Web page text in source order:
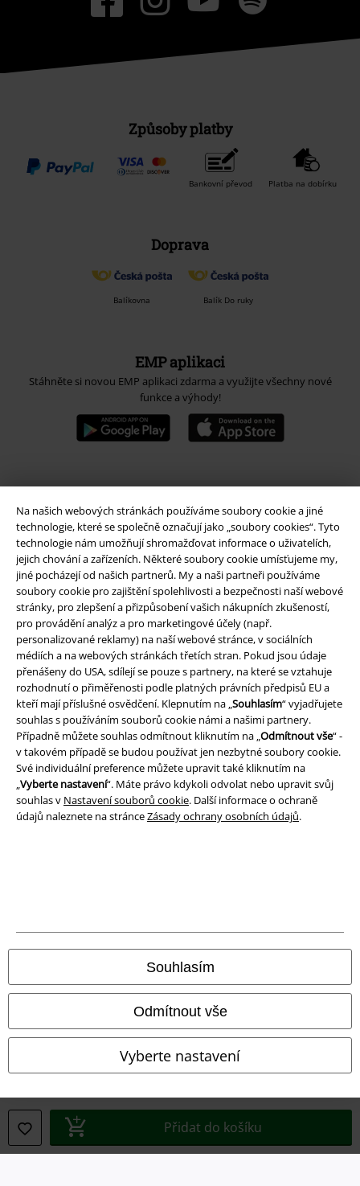
Na našich webových stránkách používáme soubory cookie a jiné
technologie, které se společně označují jako „soubory cookies“. Tyto
technologie nám umožňují shromažďovat informace o uživatelích,
jejich chování a zařízeních. Některé soubory cookie umísťujeme my,
jiné pocházejí od našich partnerů. My a naši partneři používáme
soubory cookie pro zajištění spolehlivosti a bezpečnosti naší webové
stránky, pro zlepšení a přizpůsobení vašich nákupních zkušeností,
pro provádění analýz a pro marketingové účely (např.
personalizované reklamy) na naší webové stránce, v sociálních
médiích a na webových stránkách třetích stran. Pokud jsou údaje
přenášeny do USA, sdílejí se pouze s partnery, na které se vztahuje
rozhodnutí o přiměřenosti podle platných právních předpisů EU a
kteří mají příslušné osvědčení. Klepnutím na „Souhlasím“ vyjadřujete
souhlas s používáním souborů cookie námi a našimi partnery.
Případně můžete souhlas odmítnout kliknutím na „Odmítnout vše“ -
v takovém případě se budou používat jen nezbytné soubory cookie.
Své individuální preference můžete upravit také kliknutím na
„Vyberte nastavení“. Máte právo kdykoli odvolat nebo upravit svůj
souhlas v Nastavení souborů cookie. Další informace o ochraně
údajů naleznete na stránceZásady ochrany osobních údajů.
Souhlasím
Odmítnout vše
Vyberte nastavení
Přidat do košíku
Způsoby platby
Bankovní převod Platba na dobírku
Doprava
Balíkovna Balík Do ruky
EMP aplikaci
Stáhněte si novou EMP aplikaci zdarma a využijte všechny nové
funkce a výhody!
Právní informace
Podmínky
Prohlášení
Všechny ceny jsou včetně DPH, bez
poštovného a balného
© 1986-2026 EMP Merchandising
Naše online obchody